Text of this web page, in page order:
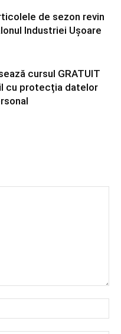
de sezon revin
Industriei Ușoare
cursul GRATUIT
cu protecția datelor